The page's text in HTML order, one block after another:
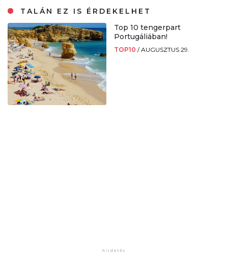
TALÁN EZ IS ÉRDEKELHET
Top 10 tengerpart
Portugáliában!
TOP10 /AUGUSZTUS 29.